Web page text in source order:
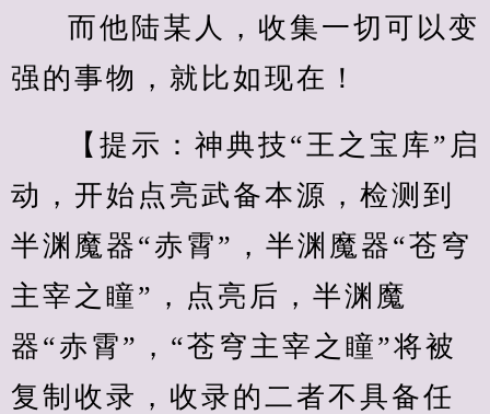
而他陆某人，收集一切可以变
强的事物，就比如现在！
【提示：神典技“王之宝库”启
动，开始点亮武备本源，检测到
半渊魔器“赤霄”，半渊魔器“苍穹
主宰之瞳”，点亮后，半渊魔
器“赤霄”，“苍穹主宰之瞳”将被
复制收录，收录的二者不具备任